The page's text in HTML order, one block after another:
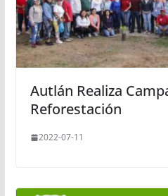
Autlán Realiza
Reforestación
2022-07-11